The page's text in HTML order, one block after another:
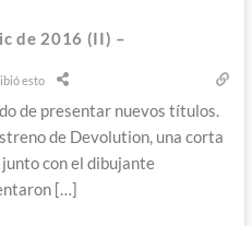
de 2016 (II) –
esto
de presentar nuevos títulos.
de Devolution, una corta
con el dibujante
[…]